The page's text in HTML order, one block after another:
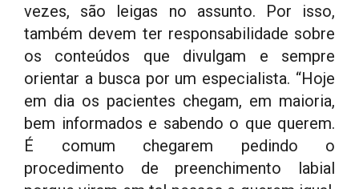
vezes, são leigas no assunto. Por isso,
também devem ter responsabilidade sobre
os conteúdos que divulgam e sempre
orientar a busca por um especialista. “Hoje
em dia os pacientes chegam, em maioria,
bem informados e sabendo o que querem.
É comum chegarem pedindo o
procedimento de preenchimento labial